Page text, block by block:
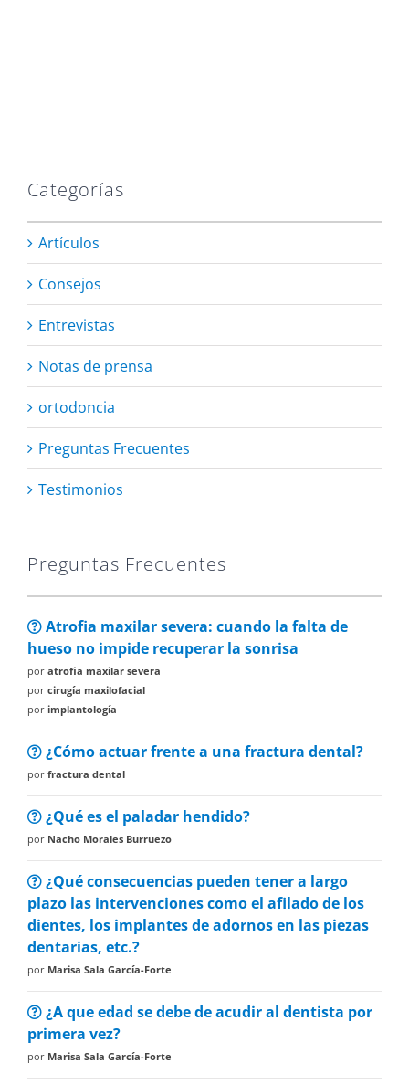
Categorías
Artículos
Consejos
Entrevistas
Notas de prensa
ortodoncia
Preguntas Frecuentes
Testimonios
Preguntas Frecuentes
Atrofia maxilar severa: cuando la falta de
hueso no impide recuperar la sonrisa
por atrofia maxilar severa
por cirugía maxilofacial
por implantología
¿Cómo actuar frente a una fractura dental?
por fractura dental
¿Qué es el paladar hendido?
por Nacho Morales Burruezo
¿Qué consecuencias pueden tener a largo
plazo las intervenciones como el afilado de los
dientes, los implantes de adornos en las piezas
dentarias, etc.?
por Marisa Sala García-Forte
¿A que edad se debe de acudir al dentista por
primera vez?
por Marisa Sala García-Forte